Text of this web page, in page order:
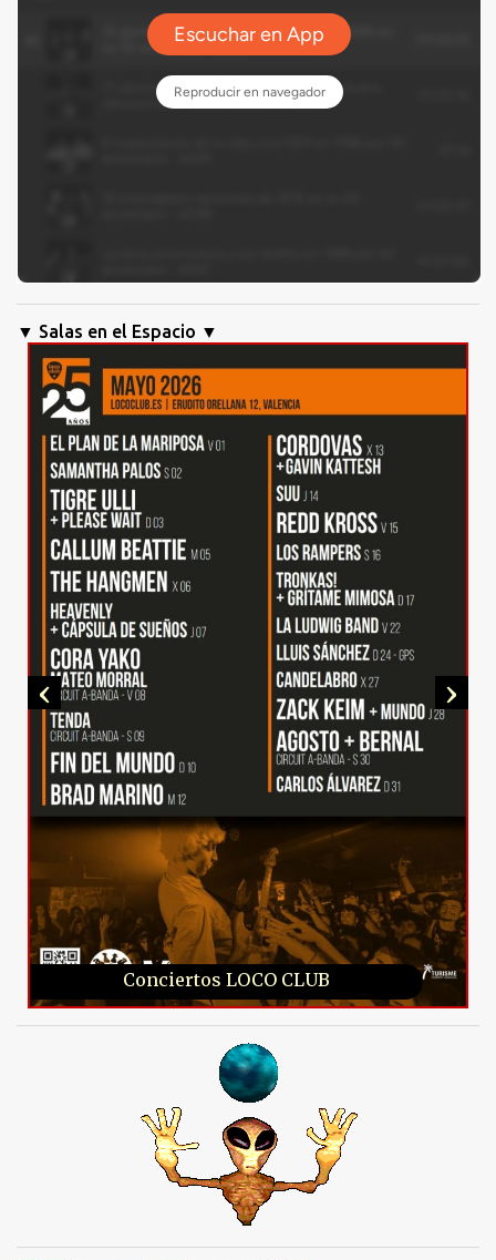
▼ Salas en el Espacio ▼
Conciertos 16 TONELADAS
Conciertos LOCO CLUB
›
‹